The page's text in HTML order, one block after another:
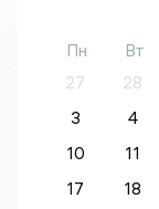
Пн Вт
27
28
3
4
10
11
17
18